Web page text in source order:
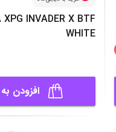
INVADER X BTF
WHITE
افزودن